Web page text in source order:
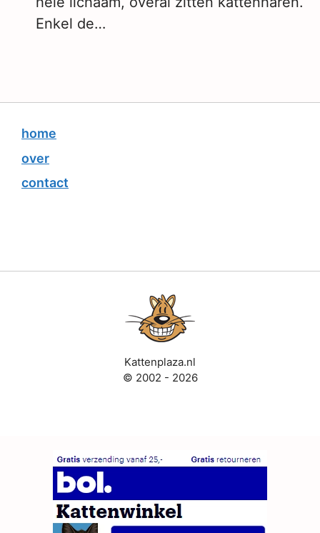
Enkel de…
home
over
contact
Kattenplaza.nl
© 2002 - 2026